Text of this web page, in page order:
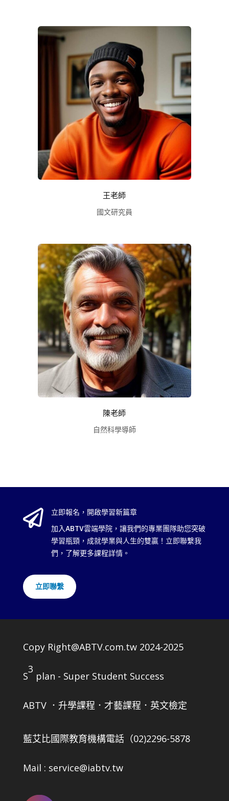
王老師
國文研究員
陳老師
自然科學導師

立即報名，開啟學習新篇章
加入ABTV雲端學院，讓我們的專業團隊助您突破
學習瓶頸，成就學業與人生的雙贏！立即聯繫我
們，了解更多課程詳情。
立即聯繫
Copy Right@ABTV.com.tw 2024-2025
S
3
plan - Super Student Success
ABTV ．升學課程．才藝課程．英文檢定
藍艾比國際教育機構電話（02)2296-5878
Mail : service@iabtv.tw